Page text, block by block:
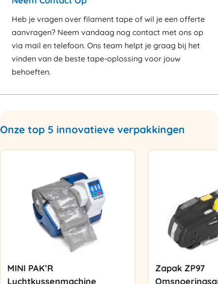
Heb je vragen over filament tape of wil je een offerte
aanvragen? Neem vandaag nog contact met ons op
via mail en telefoon. Ons team helpt je graag bij het
vinden van de beste tape-oplossing voor jouw
behoeften.
Onze top 5 innovatieve verpakkingen
MINI PAK’R
Luchtkussenmachine
Zapak ZP97